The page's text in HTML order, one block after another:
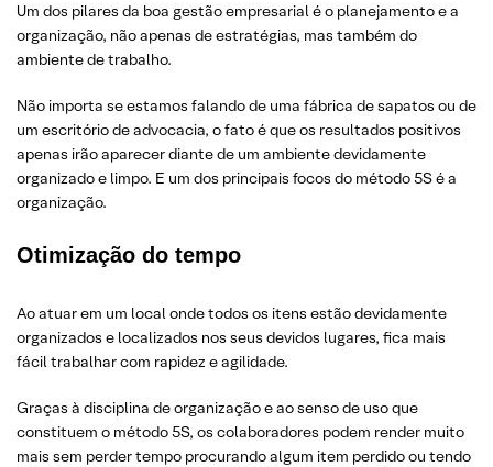
Um dos pilares da boa gestão empresarial é o planejamento e a
organização, não apenas de estratégias, mas também do
ambiente de trabalho.
Não importa se estamos falando de uma fábrica de sapatos ou de
um escritório de advocacia, o fato é que os resultados positivos
apenas irão aparecer diante de um ambiente devidamente
organizado e limpo. E um dos principais focos do método 5S é a
organização.
Otimização do tempo
Ao atuar em um local onde todos os itens estão devidamente
organizados e localizados nos seus devidos lugares, fica mais
fácil trabalhar com rapidez e agilidade.
Graças à disciplina de organização e ao senso de uso que
constituem o método 5S, os colaboradores podem render muito
mais sem perder tempo procurando algum item perdido ou tendo